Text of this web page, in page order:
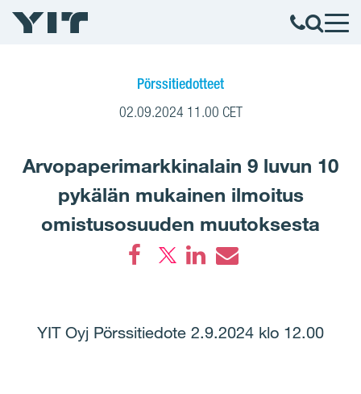
Pörssitiedotteet
02.09.2024 11.00 CET
Arvopaperimarkkinalain 9 luvun 10
pykälän mukainen ilmoitus
omistusosuuden muutoksesta
YIT Oyj Pörssitiedote 2.9.2024 klo 12.00